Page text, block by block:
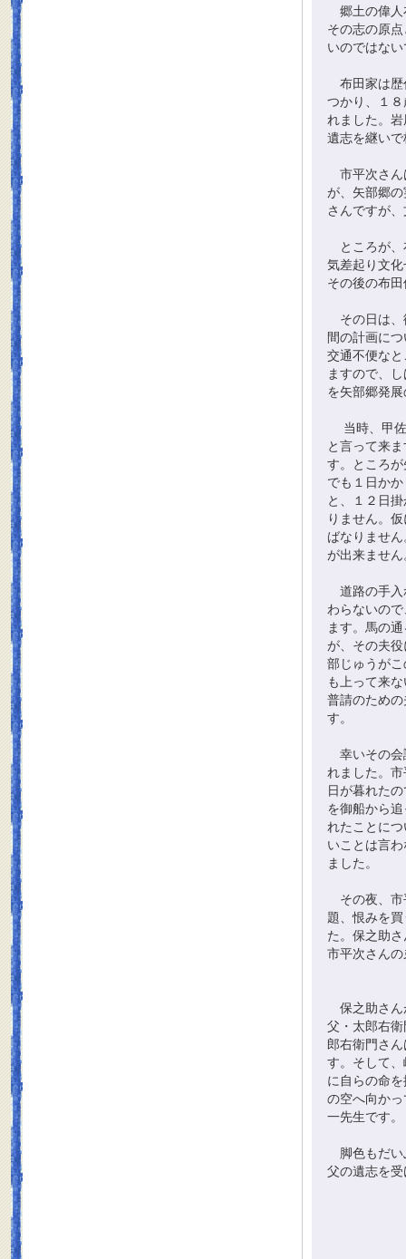
郷土の偉人
その志の原
いのではな
布田家は歴
つかり、１
れました。
遺志を継い
市平次さん
が、矢部郷
さんですが
ところが、
気差起り文
その後の布
その日は、
間の計画に
交通不便な
ますので、
を矢部郷発
当時、甲佐
と言って来
す。ところ
でも１日か
と、１２日
りません。
ばなりませ
が出来ません
道路の手入
わらないの
ます。馬の
が、その夫
部じゅうが
も上って来
普請のため
す。
幸いその会
れました。
日が暮れた
を御船から
れたことに
いことは言
ました。
その夜、市
題、恨みを
た。保之助
市平次さん
保之助さん
父・太郎右
郎右衛門さ
す。そして
に自らの命
の空へ向か
一先生です。
脚色もだい
父の遺志を